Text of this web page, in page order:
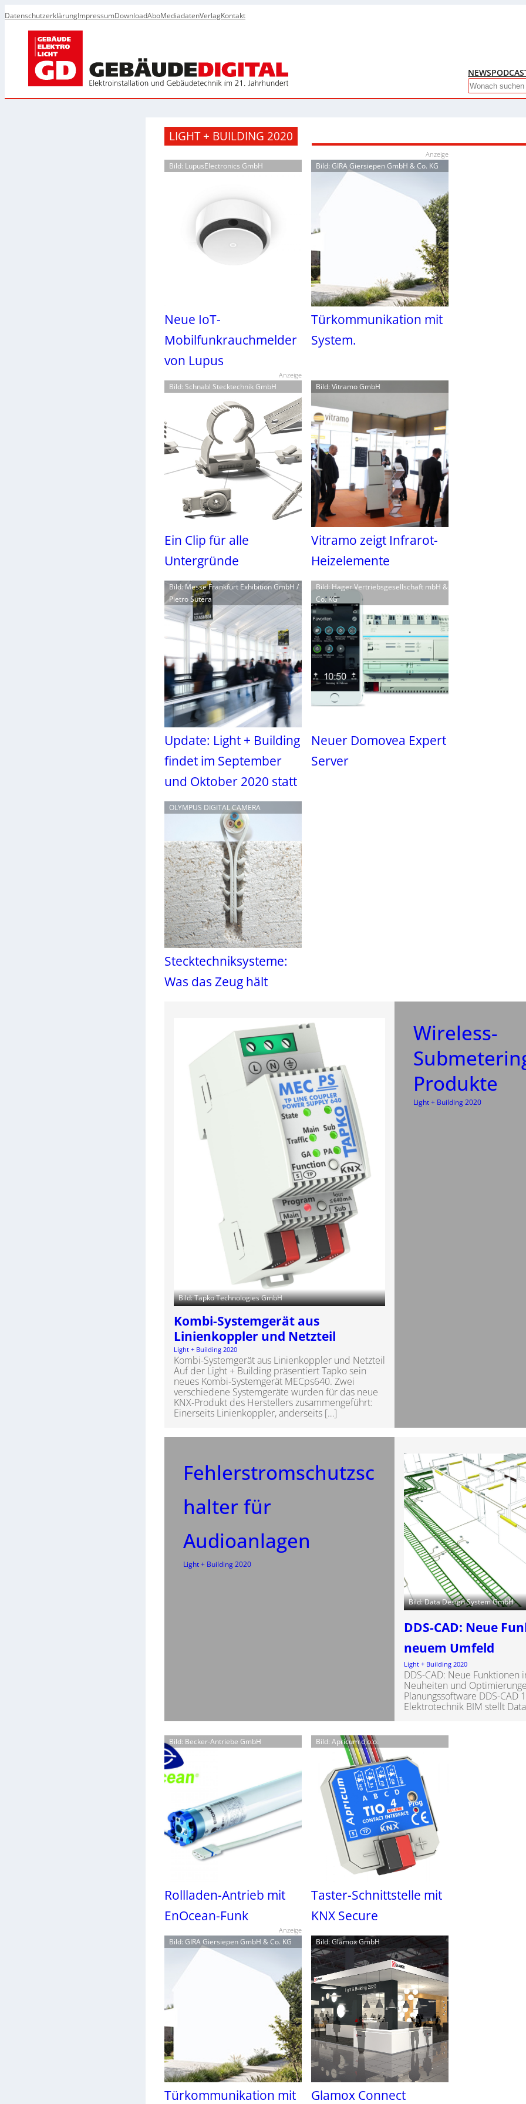
DatenschutzerklärungImpressumDownloadAboMediadatenVerlagKontakt
NEWS
Search
LIGHT + BUILDING 2020
Bild: LupusElectronics GmbH
Neue IoT-
Mobilfunkrauchmelder
von Lupus
Anzeige
Bild: GIRA Giersiepen GmbH & Co. KG
Türkommunikation mit
System.
Anzeige
Bild: Schnabl Stecktechnik GmbH
Ein Clip für alle
Untergründe
Bild: Vitramo GmbH
Vitramo zeigt Infrarot-
Heizelemente
Bild: Messe Frankfurt Exhibition GmbH /
Pietro Sutera
Update: Light + Building
findet im September
und Oktober 2020 statt
Bild: Hager Vertriebsgesellschaft mbH &
Co. KG
Neuer Domovea Expert
Server
OLYMPUS DIGITAL CAMERA
Stecktechniksysteme:
Was das Zeug hält
Bild: Tapko Technologies GmbH
Kombi-Systemgerät aus
Linienkoppler und Netzteil
Light + Building 2020
Kombi-Systemgerät aus Linienkoppler und Netzteil
Auf der Light + Building präsentiert Tapko sein
neues Kombi-Systemgerät MECps640. Zwei
verschiedene Systemgeräte wurden für das neue
KNX-Produkt des Herstellers zusammengeführt:
Einerseits Linienkoppler, anderseits […]
Wireless-
Produkte
Light + Building 2020
Fehlerstromschutzsc
halter für
Audioanlagen
Light + Building 2020
Bild: Data Design System GmbH
DDS-CAD: Neue
neuem Umfeld
Light + Building 2020
DDS-CAD: Neue
Neuheiten und
Planungssoftware DDS-CAD
Elektrotechnik BIM stellt
Bild: Becker-Antriebe GmbH
Rollladen-Antrieb mit
EnOcean-Funk
Bild: Apricum d.o.o.
Taster-Schnittstelle mit
KNX Secure
Anzeige
Bild: GIRA Giersiepen GmbH & Co. KG
Türkommunikation mit
Bild: Glamox GmbH
Glamox Connect